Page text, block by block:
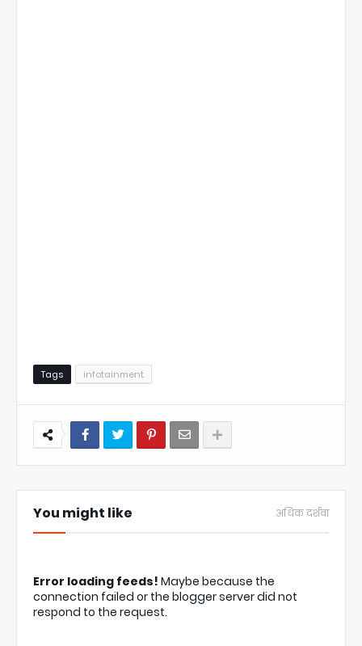
Tags infotainment
You might like अधिक दर्शवा
Error loading feeds! Maybe because the
connection failed or the blogger server did not
respond to the request.